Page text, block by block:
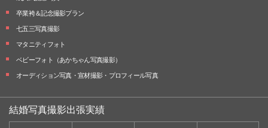
卒業袴＆記念撮影プラン
七五三写真撮影
マタニティフォト
ベビーフォト （あかちゃん写真撮影）
オーディション写真・ 宣材撮影・ プロフィール写真
結婚写真撮影出張実績